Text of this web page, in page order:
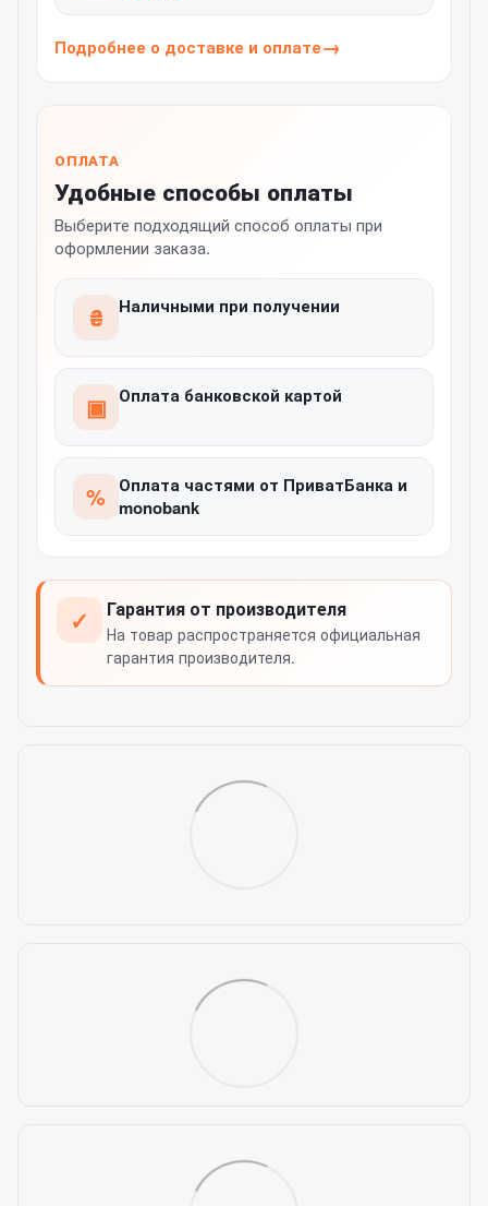
Подробнее о доставке и оплате
ОПЛАТА
Удобные способы оплаты
Выберите подходящий способ оплаты при
оформлении заказа.
₴ Наличными при получении
▣ Оплата банковской картой
% Оплата частями от ПриватБанка и
monobank
✓ Гарантия от производителя
На товар распространяется официальная
гарантия производителя.